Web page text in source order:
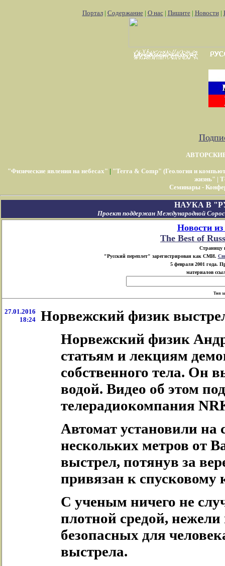
Портал| Содержание| О нас| Пишите| Новости|
"Физические явления на небесах" | "Terra & Comp" (Геология и
жизнь" |
Семинары -
НАУКА В
Проект поддержан Международной
Новости
The Best of
Страницу
"Русский переплет" зарегистрирован как СМИ.
5 февраля 2001 года.
материалов
Тип
27.01.2016
18:24
Норвежский физик
Норвежский физик
статьям и лекциям
собственного тела. Он
водой. Видео об этом
телерадиокомпания
Автомат установили на
нескольких метров от
выстрел, потянув за
привязан к спусковому
С ученым ничего не
плотной средой, нежели
безопасных для
выстрела.